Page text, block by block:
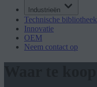
Industrieën
Technische bibliotheek
Innovatie
OEM
Neem contact op